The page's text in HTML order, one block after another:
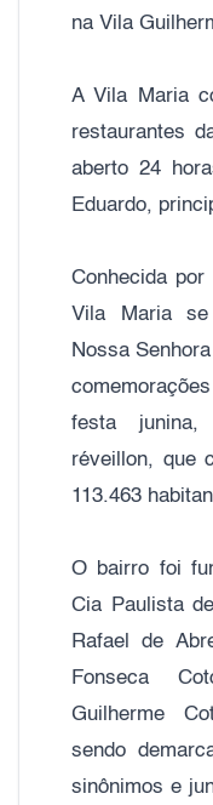
na Vila
A Vila Maria
restaurantes
aberto 24
Eduardo,
Conhecida
Vila Maria
Nossa
festa junina,
réveillon, que
113.463
O bairro foi
Cia Paulista
Rafael de
Fonseca
Guilherme
sendo
sinônimos e